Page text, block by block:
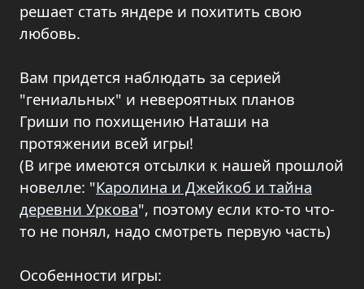
решает стать яндере и похитить свою
любовь.
Вам придется наблюдать за серией
"гениальных" и невероятных планов
Гриши по похищению Наташи на
протяжении всей игры!
(В игре имеются отсылки к нашей прошлой
новелле: "Каролина и Джейкоб и тайна
деревни Уркова", поэтому если кто-то что-
то не понял, надо смотреть первую часть)
Особенности игры: